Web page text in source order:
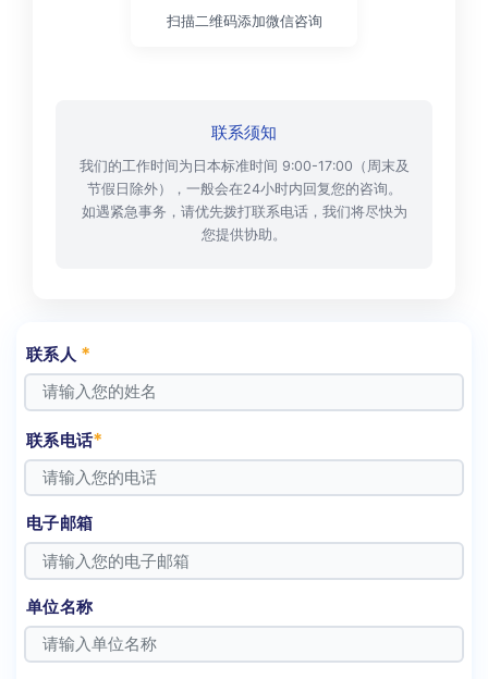
扫描二维码添加微信咨询
联系须知
我们的工作时间为日本标准时间 9:00-17:00（周末及
节假日除外），一般会在24小时内回复您的咨询。
如遇紧急事务，请优先拨打联系电话，我们将尽快为
您提供协助。
联系人 *
联系电话*
电子邮箱
单位名称